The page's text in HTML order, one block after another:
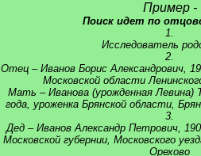
Пример -
Поиск идет по
1.
Исследователь
2.
Отец – Иванов Борис Александрович,
Московской области
Мать – Иванова (урожденная Левина)
года, уроженка Брянской области,
3.
Дед – Иванов Александр Петрович,
Московской губернии, Московского
Орехово